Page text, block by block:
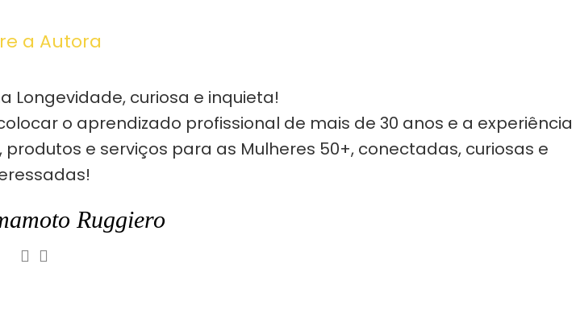
a Autora
Longevidade, curiosa e inquieta!
o aprendizado profissional de mais de 30 anos e a experiência
e serviços para as Mulheres 50+, conectadas, curiosas e
Ruggiero